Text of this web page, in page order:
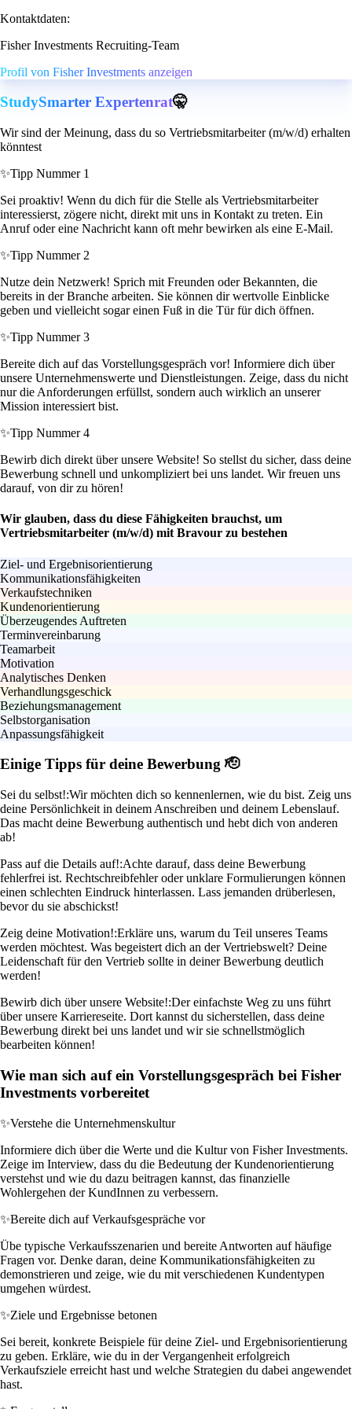
Kontaktdaten:
Fisher Investments Recruiting-Team
Profil von Fisher Investments anzeigen
StudySmarter Expertenrat🤫
Wir sind der Meinung, dass du so Vertriebsmitarbeiter (m/w/d) erhalten
könntest
✨Tipp Nummer 1
Sei proaktiv! Wenn du dich für die Stelle als Vertriebsmitarbeiter
interessierst, zögere nicht, direkt mit uns in Kontakt zu treten. Ein
Anruf oder eine Nachricht kann oft mehr bewirken als eine E-Mail.
✨Tipp Nummer 2
Nutze dein Netzwerk! Sprich mit Freunden oder Bekannten, die
bereits in der Branche arbeiten. Sie können dir wertvolle Einblicke
geben und vielleicht sogar einen Fuß in die Tür für dich öffnen.
✨Tipp Nummer 3
Bereite dich auf das Vorstellungsgespräch vor! Informiere dich über
unsere Unternehmenswerte und Dienstleistungen. Zeige, dass du nicht
nur die Anforderungen erfüllst, sondern auch wirklich an unserer
Mission interessiert bist.
✨Tipp Nummer 4
Bewirb dich direkt über unsere Website! So stellst du sicher, dass deine
Bewerbung schnell und unkompliziert bei uns landet. Wir freuen uns
darauf, von dir zu hören!
Wir glauben, dass du diese Fähigkeiten brauchst, um
Vertriebsmitarbeiter (m/w/d) mit Bravour zu bestehen
Ziel- und Ergebnisorientierung
Kommunikationsfähigkeiten
Verkaufstechniken
Kundenorientierung
Überzeugendes Auftreten
Terminvereinbarung
Teamarbeit
Motivation
Analytisches Denken
Verhandlungsgeschick
Beziehungsmanagement
Selbstorganisation
Anpassungsfähigkeit
Einige Tipps für deine Bewerbung 🫡
Sei du selbst!:Wir möchten dich so kennenlernen, wie du bist. Zeig uns
deine Persönlichkeit in deinem Anschreiben und deinem Lebenslauf.
Das macht deine Bewerbung authentisch und hebt dich von anderen
ab!
Pass auf die Details auf!:Achte darauf, dass deine Bewerbung
fehlerfrei ist. Rechtschreibfehler oder unklare Formulierungen können
einen schlechten Eindruck hinterlassen. Lass jemanden drüberlesen,
bevor du sie abschickst!
Zeig deine Motivation!:Erkläre uns, warum du Teil unseres Teams
werden möchtest. Was begeistert dich an der Vertriebswelt? Deine
Leidenschaft für den Vertrieb sollte in deiner Bewerbung deutlich
werden!
Bewirb dich über unsere Website!:Der einfachste Weg zu uns führt
über unsere Karriereseite. Dort kannst du sicherstellen, dass deine
Bewerbung direkt bei uns landet und wir sie schnellstmöglich
bearbeiten können!
Wie man sich auf ein Vorstellungsgespräch bei Fisher
Investments vorbereitet
✨Verstehe die Unternehmenskultur
Informiere dich über die Werte und die Kultur von Fisher Investments.
Zeige im Interview, dass du die Bedeutung der Kundenorientierung
verstehst und wie du dazu beitragen kannst, das finanzielle
Wohlergehen der KundInnen zu verbessern.
✨Bereite dich auf Verkaufsgespräche vor
Übe typische Verkaufsszenarien und bereite Antworten auf häufige
Fragen vor. Denke daran, deine Kommunikationsfähigkeiten zu
demonstrieren und zeige, wie du mit verschiedenen Kundentypen
umgehen würdest.
✨Ziele und Ergebnisse betonen
Sei bereit, konkrete Beispiele für deine Ziel- und Ergebnisorientierung
zu geben. Erkläre, wie du in der Vergangenheit erfolgreich
Verkaufsziele erreicht hast und welche Strategien du dabei angewendet
hast.